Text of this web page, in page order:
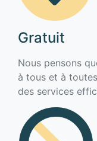
Gratuit
Nous pensons
à tous et à
des services